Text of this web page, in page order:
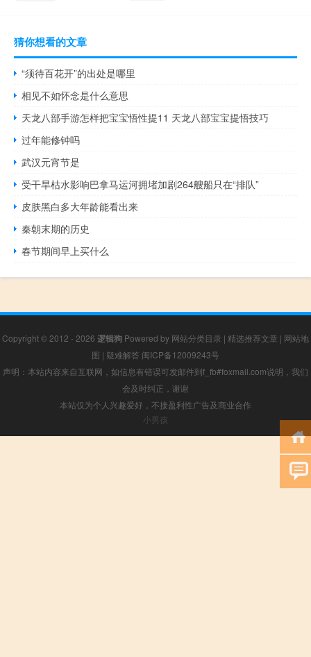
猜你想看的文章
“须待百花开”的出处是哪里
相见不如怀念是什么意思
天龙八部手游怎样把宝宝悟性提11 天龙八部宝宝提悟技巧
过年能修钟吗
武汉元宵节是
受干旱枯水影响巴拿马运河拥堵加剧264艘船只在“排队”
皮肤黑白多大年龄能看出来
秦朝末期的历史
春节期间早上买什么
Copyright © 2012 - 2026 逻辑狗 Powered by 网站分类目录 | 精选推荐文章 | 网站地
图 | 疑难解答 闽ICP备12009243号
声明：本站内容来自互联网，如信息有错误可发邮件到f_fb#foxmail.com说明，我们
会及时纠正，谢谢
本站仅为个人兴趣爱好，不接盈利性广告及商业合作
小男孩